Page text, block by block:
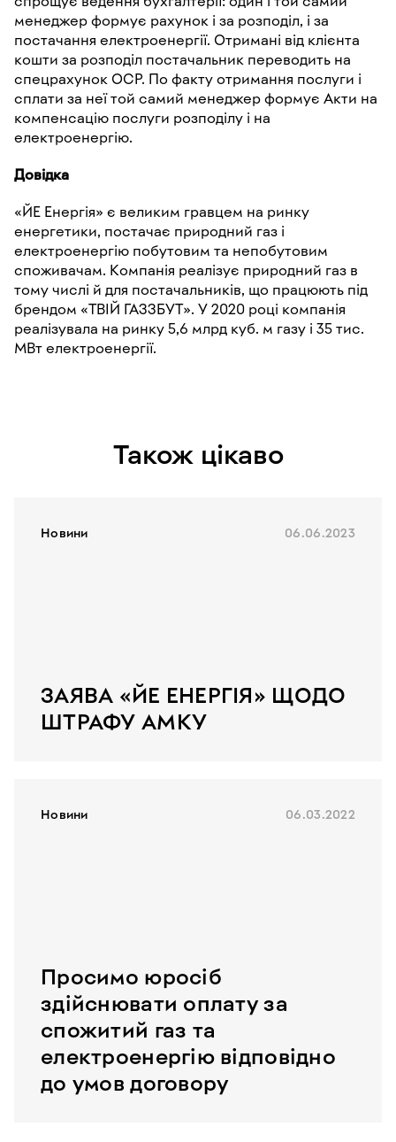
менеджер формує рахунок і за розподіл, і за
постачання електроенергії. Отримані від клієнта
кошти за розподіл постачальник переводить на
спецрахунок ОСР. По факту отримання послуги і
сплати за неї той самий менеджер формує Акти на
компенсацію послуги розподілу і на
електроенергію.
Довідка
«ЙЕ Енергія» є великим гравцем на ринку
енергетики, постачає природний газ і
електроенергію побутовим та непобутовим
споживачам. Компанія реалізує природний газ в
тому числі й для постачальників, що працюють під
брендом «ТВІЙ ГАЗЗБУТ». У 2020 році компанія
реалізувала на ринку 5,6 млрд куб. м газу і 35 тис.
МВт електроенергії.
Також цікаво
Новини 06.06.2023
ЗАЯВА «ЙЕ ЕНЕРГІЯ» ЩОДО
ШТРАФУ АМКУ
Новини 06.03.2022
Просимо юросіб
здійснювати оплату за
спожитий газ та
електроенергію відповідно
до умов договору